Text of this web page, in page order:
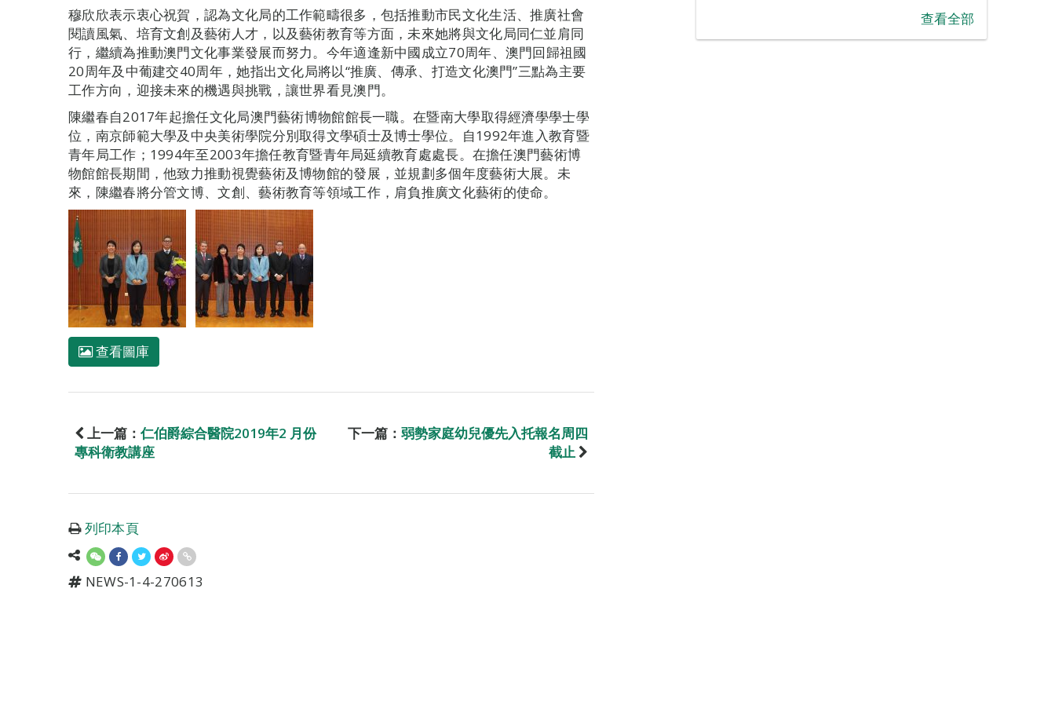
穆欣欣表示衷心祝賀，認為文化局的工作範疇很多，包括推動市民文化生活、推廣社會
閱讀風氣、培育文創及藝術人才，以及藝術教育等方面，未來她將與文化局同仁並肩同
行，繼續為推動澳門文化事業發展而努力。今年適逢新中國成立70周年、澳門回歸祖國
20周年及中葡建交40周年，她指出文化局將以“推廣、傳承、打造文化澳門”三點為主要
工作方向，迎接未來的機遇與挑戰，讓世界看見澳門。
陳繼春自2017年起擔任文化局澳門藝術博物館館長一職。在暨南大學取得經濟學學士學
位，南京師範大學及中央美術學院分別取得文學碩士及博士學位。自1992年進入教育暨
青年局工作；1994年至2003年擔任教育暨青年局延續教育處處長。在擔任澳門藝術博
物館館長期間，他致力推動視覺藝術及博物館的發展，並規劃多個年度藝術大展。未
來，陳繼春將分管文博、文創、藝術教育等領域工作，肩負推廣文化藝術的使命。
查看圖庫
上一篇：仁伯爵綜合醫院2019年2 月份
專科衛教講座
下一篇： 弱勢家庭幼兒優先入托報名周四
截止
列印本頁
NEWS-1-4-270613
查看全部